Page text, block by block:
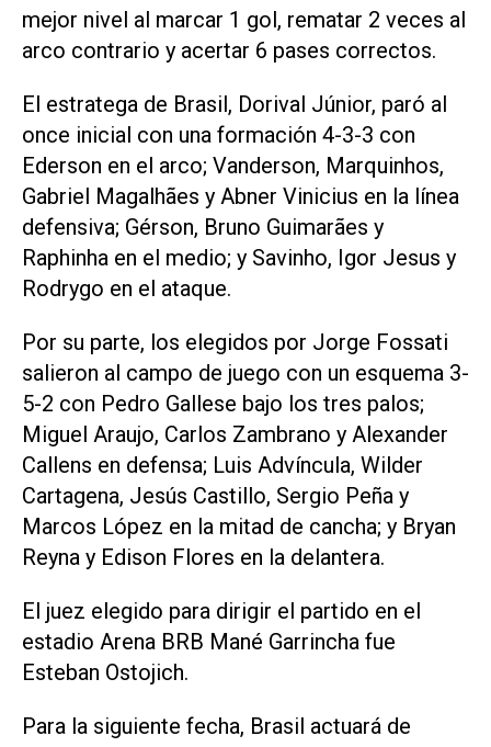
mejor nivel al marcar 1 gol, rematar 2 veces al
arco contrario y acertar 6 pases correctos.
El estratega de Brasil, Dorival Júnior, paró al
once inicial con una formación 4-3-3 con
Ederson en el arco; Vanderson, Marquinhos,
Gabriel Magalhães y Abner Vinicius en la línea
defensiva; Gérson, Bruno Guimarães y
Raphinha en el medio; y Savinho, Igor Jesus y
Rodrygo en el ataque.
Por su parte, los elegidos por Jorge Fossati
salieron al campo de juego con un esquema 3-
5-2 con Pedro Gallese bajo los tres palos;
Miguel Araujo, Carlos Zambrano y Alexander
Callens en defensa; Luis Adví­ncula, Wilder
Cartagena, Jesús Castillo, Sergio Peña y
Marcos López en la mitad de cancha; y Bryan
Reyna y Edison Flores en la delantera.
El juez elegido para dirigir el partido en el
estadio Arena BRB Mané Garrincha fue
Esteban Ostojich.
Para la siguiente fecha, Brasil actuará de